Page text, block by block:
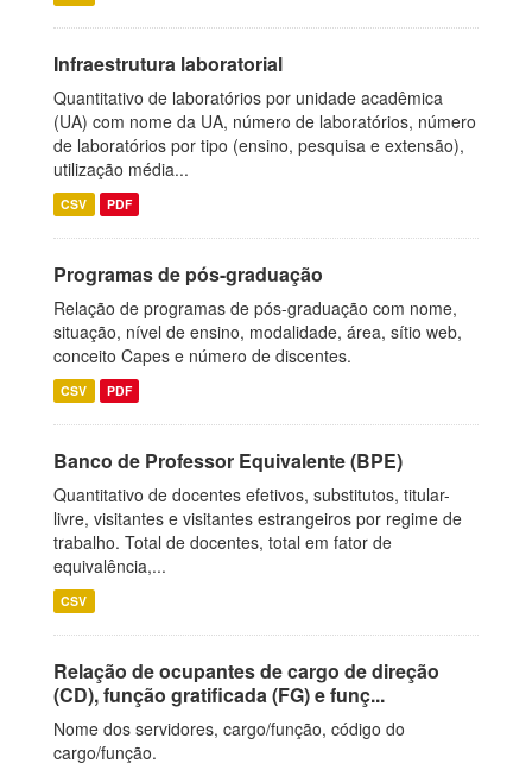
Infraestrutura laboratorial
Quantitativo de laboratórios por unidade acadêmica
(UA) com nome da UA, número de laboratórios, número
de laboratórios por tipo (ensino, pesquisa e extensão),
utilização média...
CSV PDF
Programas de pós-graduação
Relação de programas de pós-graduação com nome,
situação, nível de ensino, modalidade, área, sítio web,
conceito Capes e número de discentes.
CSV PDF
Banco de Professor Equivalente (BPE)
Quantitativo de docentes efetivos, substitutos, titular-
livre, visitantes e visitantes estrangeiros por regime de
trabalho. Total de docentes, total em fator de
equivalência,...
CSV
Relação de ocupantes de cargo de direção
(CD), função gratificada (FG) e funç...
Nome dos servidores, cargo/função, código do
cargo/função.